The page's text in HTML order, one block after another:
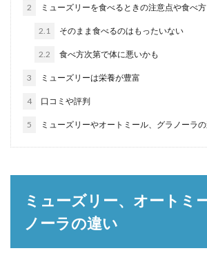
2 ミューズリーを食べるときの注意点や食べ方
2.1 そのまま食べるのはもったいない
2.2 食べ方次第で体に悪いかも
3 ミューズリーは栄養が豊富
4 口コミや評判
5 ミューズリーやオートミール、グラノーラ
ミューズリー、オートミ
ノーラの違い